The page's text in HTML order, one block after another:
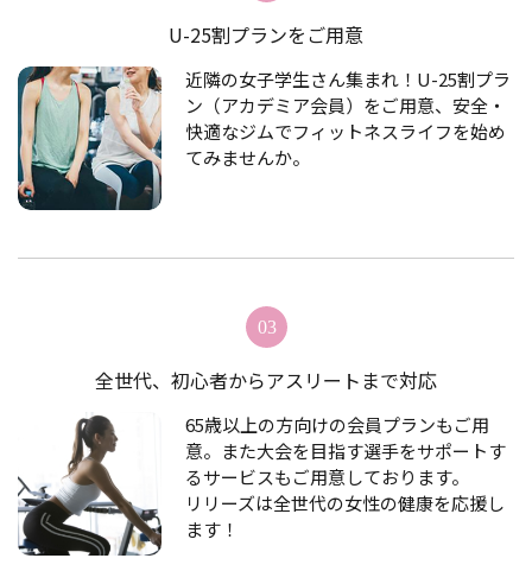
U-25割プランをご用意
近隣の女子学生さん集まれ！U-25割プラ
ン（アカデミア会員）をご用意、安全・
快適なジムでフィットネスライフを始め
てみませんか。
全世代、初心者からアスリートまで対応
65歳以上の方向けの会員プランもご用
意。また大会を目指す選手をサポートす
るサービスもご用意しております。
リリーズは全世代の女性の健康を応援し
ます！